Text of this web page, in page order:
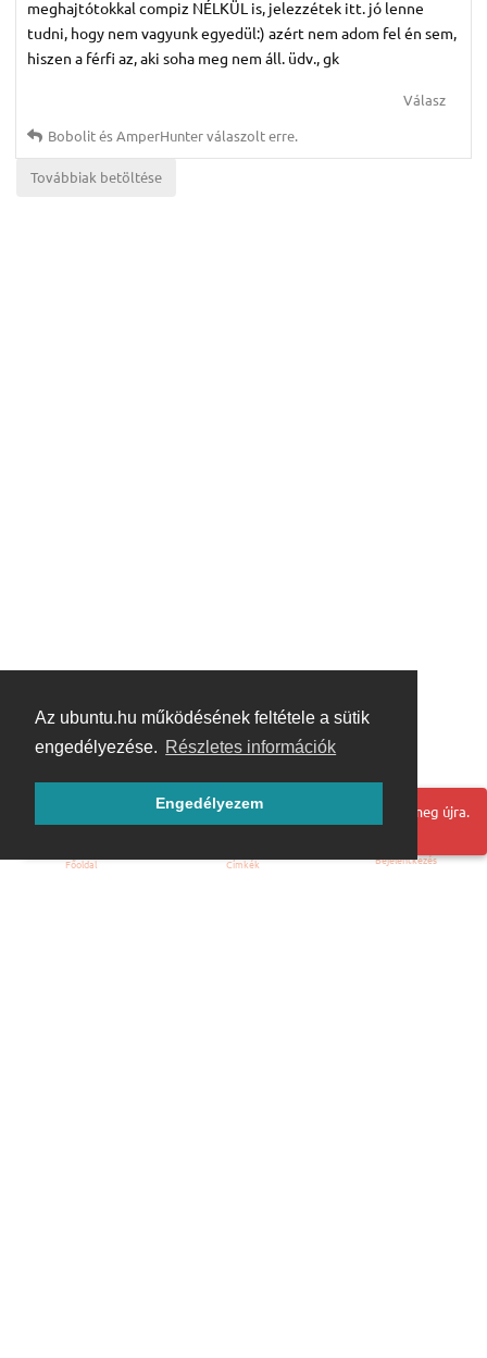
Az ubuntu.hu működésének feltétele a sütik
engedélyezése. Részletes információk
Engedélyezem
meghajtótokkal compiz NÉLKÜL is, jelezzétek itt. jó lenne
tudni, hogy nem vagyunk egyedül:) azért nem adom fel én sem,
hiszen a férfi az, aki soha meg nem áll. üdv., gk
Válasz
BobolitésAmperHunterválaszolt erre.
Továbbiak betöltése
Hoppá! Valami hiba történt. Frissítse az oldalt és próbálja meg újra.
Főoldal Címkék Bejelentkezés